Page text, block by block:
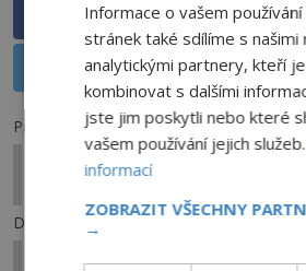
Sdílet na
Sdílet na X
Předchozí článek
Kde se nacházejí hroby
Další článek
Vojáci prý vstoupili do mlhy a
Informace o vašem používání
stránek také sdílíme s našimi
analytickými partnery, kteří
kombinovat s dalšími
jste jim poskytli nebo které
vašem používání jejich
informací
ZOBRAZIT VŠECHNY
→